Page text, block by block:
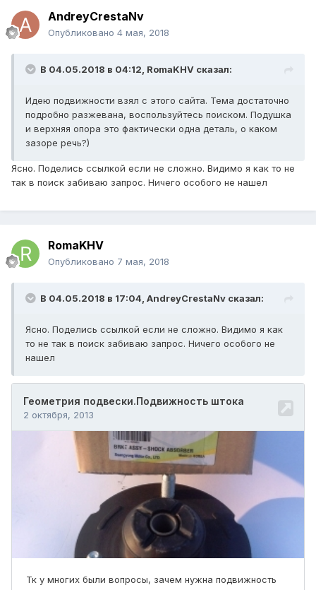
AndreyCrestaNv
Опубликовано 4 мая, 2018
В 04.05.2018 в 04:12, RomaKHV сказал:
Идею подвижности взял с этого сайта. Тема достаточно
подробно разжевана, воспользуйтесь поиском. Подушка
и верхняя опора это фактически одна деталь, о каком
зазоре речь?)
Ясно. Поделись ссылкой если не сложно. Видимо я как то не
так в поиск забиваю запрос. Ничего особого не нашел
RomaKHV
Опубликовано 7 мая, 2018
В 04.05.2018 в 17:04, AndreyCrestaNv сказал:
Ясно. Поделись ссылкой если не сложно. Видимо я как
то не так в поиск забиваю запрос. Ничего особого не
нашел